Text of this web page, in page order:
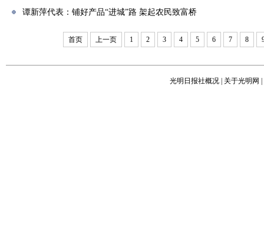
谭新萍代表：铺好产品“进城”路 架起农民致富桥
首页 上一页 1 2 3 4 5 6 7 8
光明日报社概况 关于光明网